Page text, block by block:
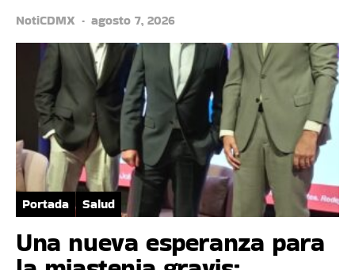
NotiCDMX
agosto 7, 2026
Portada Salud
Una nueva esperanza para